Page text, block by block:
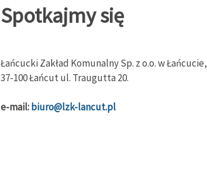
Spotkajmy się
Łańcucki Zakład Komunalny Sp. z o.o. w Łańcucie,
37-100 Łańcut ul. Traugutta 20.
e-mail: biuro@lzk-lancut.pl